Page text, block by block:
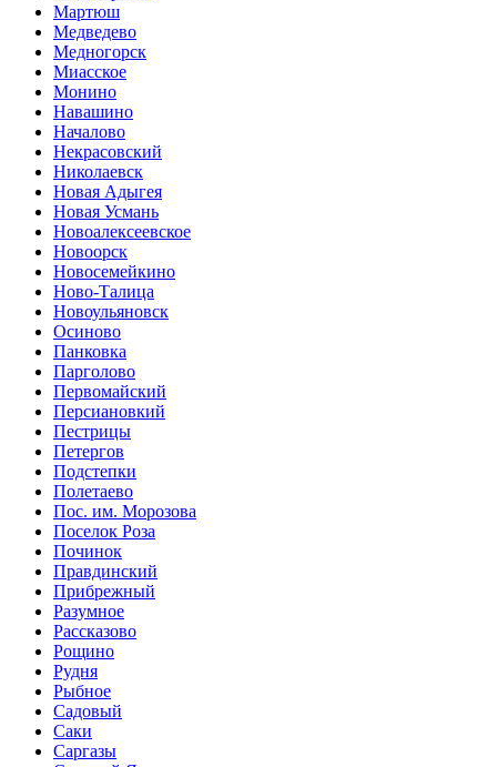
Мартюш
Медведево
Медногорск
Миасское
Монино
Навашино
Началово
Некрасовский
Николаевск
Новая Адыгея
Новая Усмань
Новоалексеевское
Новоорск
Новосемейкино
Ново-Талица
Новоульяновск
Осиново
Панковка
Парголово
Первомайский
Персиановкий
Пестрицы
Петергов
Подстепки
Полетаево
Пос. им. Морозова
Поселок Роза
Починок
Правдинский
Прибрежный
Разумное
Рассказово
Рощино
Рудня
Рыбное
Садовый
Саки
Саргазы